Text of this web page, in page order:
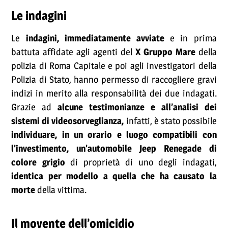
Le indagini
Le indagini, immediatamente avviate e in prima
battuta affidate agli agenti del X Gruppo Maredella
polizia di Roma Capitale e poi agli investigatori della
Polizia di Stato, hanno permesso di raccogliere gravi
indizi in merito alla responsabilità dei due indagati.
Grazie ad alcune testimonianze e all’analisi dei
sistemi di videosorveglianza, infatti, è stato possibile
individuare, in un orario e luogo compatibili con
l’investimento, un’automobile Jeep Renegade di
colore grigio di proprietà di uno degli indagati,
identica per modello a quella che ha causato la
mortedella vittima.
Il movente dell’omicidio